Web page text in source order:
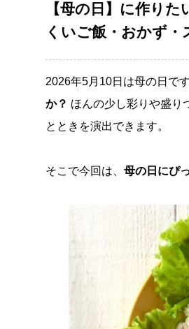
【母の日】に作り
くいご飯・おかず・
2026年5月10日は母の日です
か？ ほんの少し彩りや盛り
とときを演出できます。
そこで今回は、 母の日にぴ